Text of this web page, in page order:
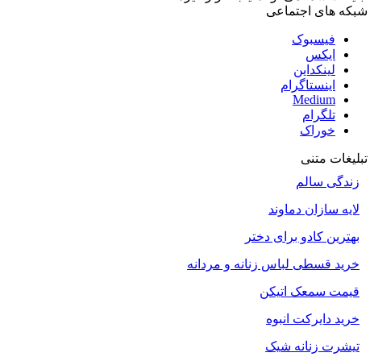
شبکه های اجتماعی
فیسبوک
ایکس
لینکداین
اینستاگرام
Medium
تلگرام
خوراک
تبلیغات متنی
زندگی سالم
لایه سازان دماوند
بهترین کادو برای دختر
خرید قسطی لباس زنانه و مردانه
قیمت سمعک اتیکن
خرید دایرکت انبوه
تیشرت زنانه شیک